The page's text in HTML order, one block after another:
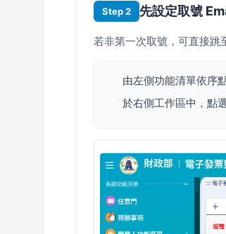
Step 2 先設定取號
若非第一次取號，可直接跳
由左側功能清單依序
於右側工作區中，點